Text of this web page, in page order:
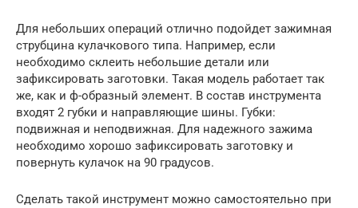
Для небольших операций отлично подойдет зажимная
струбцина кулачкового типа. Например, если
необходимо склеить небольшие детали или
зафиксировать заготовки. Такая модель работает так
же, как и ф-образный элемент. В состав инструмента
входят 2 губки и направляющие шины. Губки:
подвижная и неподвижная. Для надежного зажима
необходимо хорошо зафиксировать заготовку и
повернуть кулачок на 90 градусов.
Сделать такой инструмент можно самостоятельно при